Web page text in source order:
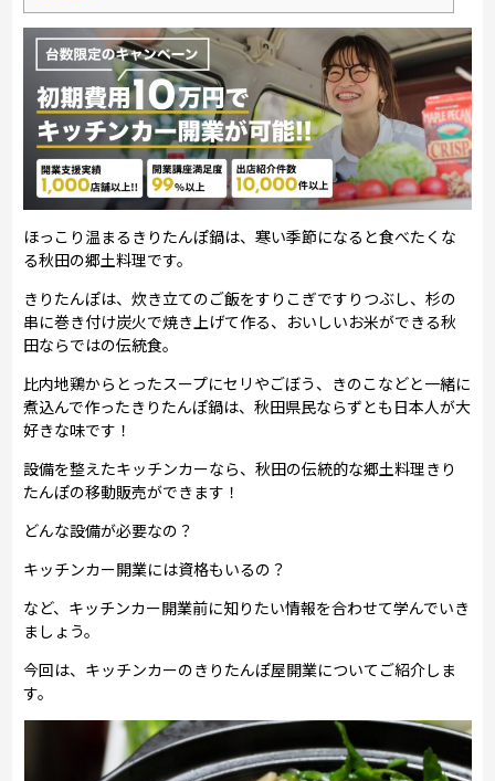
ほっこり温まるきりたんぽ鍋は、寒い季節になると食べたくな
る秋田の郷土料理です。
きりたんぽは、炊き立てのご飯をすりこぎですりつぶし、杉の
串に巻き付け炭火で焼き上げて作る、おいしいお米ができる秋
田ならではの伝統食。
比内地鶏からとったスープにセリやごぼう、きのこなどと一緒に
煮込んで作ったきりたんぽ鍋は、秋田県民ならずとも日本人が大
好きな味です！
設備を整えたキッチンカーなら、秋田の伝統的な郷土料理きり
たんぽの移動販売ができます！
どんな設備が必要なの？
キッチンカー開業には資格もいるの？
など、キッチンカー開業前に知りたい情報を合わせて学んでいき
ましょう。
今回は、キッチンカーのきりたんぽ屋開業についてご紹介しま
す。